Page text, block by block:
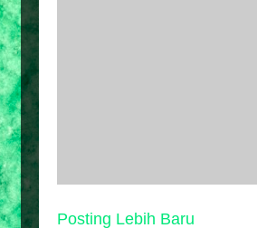
Posting Lebih Baru